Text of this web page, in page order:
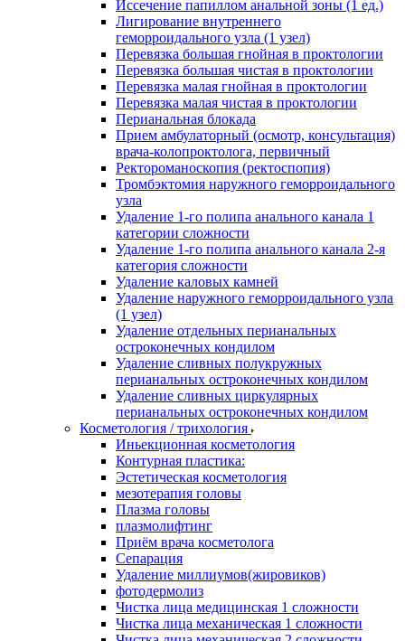
Иссечение папиллом анальной зоны (1 ед.)
Лигирование внутреннего
геморроидального узла (1 узел)
Перевязка большая гнойная в проктологии
Перевязка большая чистая в проктологии
Перевязка малая гнойная в проктологии
Перевязка малая чистая в проктологии
Перианальная блокада
Прием амбулаторный (осмотр, консультация)
врача-колопроктолога, первичный
Ректороманоскопия (ректоспопия)
Тромбэктомия наружного геморроидального
узла
Удаление 1-го полипа анального канала 1
категории сложности
Удаление 1-го полипа анального канала 2-я
категория сложности
Удаление каловых камней
Удаление наружного геморроидального узла
(1 узел)
Удаление отдельных перианальных
остроконечных кондилом
Удаление сливных полукружных
перианальных остроконечных кондилом
Удаление сливных циркулярных
перианальных остроконечных кондилом
Косметология / трихология
Иньекционная косметология
Контурная пластика:
Эстетическая косметология
мезотерапия головы
Плазма головы
плазмолифтинг
Приём врача косметолога
Сепарация
Удаление миллиумов(жировиков)
фотодермолиз
Чистка лица медицинская 1 сложности
Чистка лица механическая 1 сложности